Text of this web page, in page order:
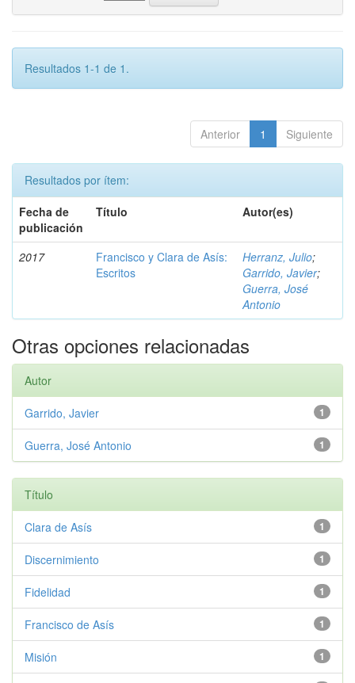
Resultados 1-1 de 1.
Anterior 1 Siguiente
Resultados por ítem:
Fecha de
publicación
Título Autor(es)
2017
Francisco y Clara de Asís:
Escritos
Herranz, Julio;
Garrido, Javier;
Guerra, José
Antonio
Otras opciones relacionadas
Autor
1
Garrido, Javier
1
Guerra, José Antonio
Título
1
Clara de Asís
1
Discernimiento
1
Fidelidad
1
Francisco de Asís
1
Misión